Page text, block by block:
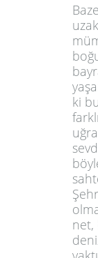
ki
net,